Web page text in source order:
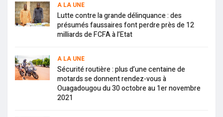
A LA UNE
Lutte contre la grande délinquance : des
présumés faussaires font perdre près de 12
milliards de FCFA à l’Etat
A LA UNE
Sécurité routière : plus d’une centaine de
motards se donnent rendez-vous à
Ouagadougou du 30 octobre au 1er novembre
2021